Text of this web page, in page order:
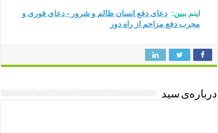
اینم ببین: دعای دفع انسان ظالم و شرور - دعای فوری و
مجرب دفع مزاحم از راه دور
درباره‌ی سید